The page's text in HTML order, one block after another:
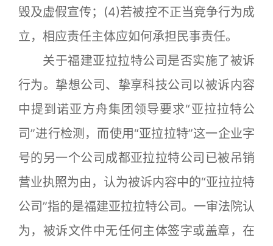
毁及虚假宣传；(4)若被控不正当竞争行为成
立，相应责任主体应如何承担民事责任。
关于福建亚拉拉特公司是否实施了被诉
行为。挚想公司、挚享科技公司以被诉内容
中提到诺亚方舟集团领导要求“亚拉拉特公
司”进行检测，而使用“亚拉拉特”这一企业字
号的另一个公司成都亚拉拉特公司已被吊销
营业执照为由，认为被诉内容中的“亚拉拉特
公司”指的是福建亚拉拉特公司。一审法院认
为，被诉文件中无任何主体签字或盖章，在